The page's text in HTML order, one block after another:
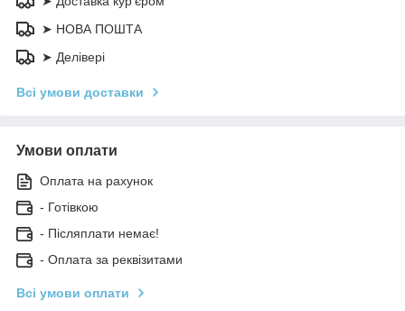
➤ НОВА ПОШТА
➤ Делівері
Всі умови доставки
Умови оплати
Оплата на рахунок
- Готівкою
- Післяплати немає!
- Оплата за реквізитами
Всі умови оплати